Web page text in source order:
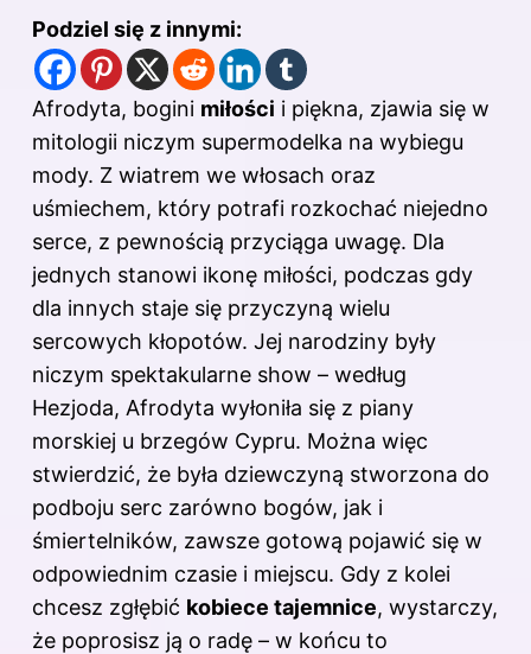
Podziel się z innymi:
Afrodyta, bogini miłości i piękna, zjawia się w
mitologii niczym supermodelka na wybiegu
mody. Z wiatrem we włosach oraz
uśmiechem, który potrafi rozkochać niejedno
serce, z pewnością przyciąga uwagę. Dla
jednych stanowi ikonę miłości, podczas gdy
dla innych staje się przyczyną wielu
sercowych kłopotów. Jej narodziny były
niczym spektakularne show – według
Hezjoda, Afrodyta wyłoniła się z piany
morskiej u brzegów Cypru. Można więc
stwierdzić, że była dziewczyną stworzona do
podboju serc zarówno bogów, jak i
śmiertelników, zawsze gotową pojawić się w
odpowiednim czasie i miejscu. Gdy z kolei
chcesz zgłębić kobiece tajemnice, wystarczy,
że poprosisz ją o radę – w końcu to